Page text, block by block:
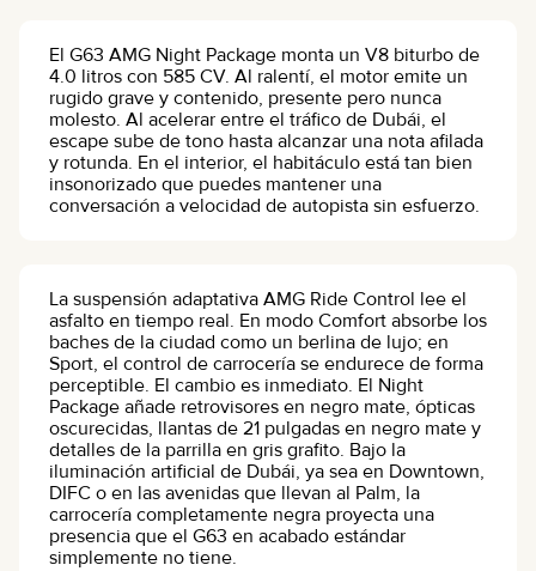
El G63 AMG Night Package monta un V8 biturbo de
4.0 litros con 585 CV. Al ralentí, el motor emite un
rugido grave y contenido, presente pero nunca
molesto. Al acelerar entre el tráfico de Dubái, el
escape sube de tono hasta alcanzar una nota afilada
y rotunda. En el interior, el habitáculo está tan bien
insonorizado que puedes mantener una
conversación a velocidad de autopista sin esfuerzo.
La suspensión adaptativa AMG Ride Control lee el
asfalto en tiempo real. En modo Comfort absorbe los
baches de la ciudad como un berlina de lujo; en
Sport, el control de carrocería se endurece de forma
perceptible. El cambio es inmediato. El Night
Package añade retrovisores en negro mate, ópticas
oscurecidas, llantas de 21 pulgadas en negro mate y
detalles de la parrilla en gris grafito. Bajo la
iluminación artificial de Dubái, ya sea en Downtown,
DIFC o en las avenidas que llevan al Palm, la
carrocería completamente negra proyecta una
presencia que el G63 en acabado estándar
simplemente no tiene.